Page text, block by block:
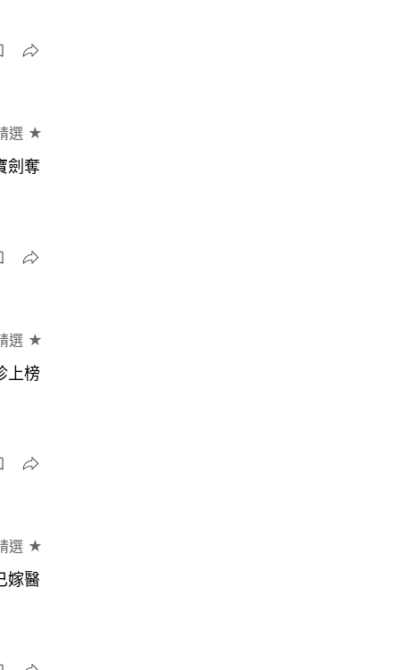
選 ★
劍奪
選 ★
上榜
選 ★
嫁醫